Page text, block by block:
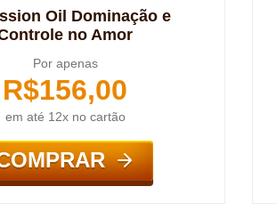
Oil Dominação e
no Amor
Por apenas
R$156,00
em até 12x no cartão